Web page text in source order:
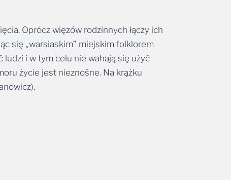
Oprócz więzów rodzinnych łączy ich
się „warsiaskim” miejskim folklorem
ludzi i w tym celu nie wahają się użyć
życie jest nieznośne. Na krążku